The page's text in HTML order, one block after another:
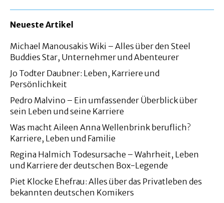
Neueste Artikel
Michael Manousakis Wiki – Alles über den Steel
Buddies Star, Unternehmer und Abenteurer
Jo Todter Daubner: Leben, Karriere und
Persönlichkeit
Pedro Malvino – Ein umfassender Überblick über
sein Leben und seine Karriere
Was macht Aileen Anna Wellenbrink beruflich?
Karriere, Leben und Familie
Regina Halmich Todesursache – Wahrheit, Leben
und Karriere der deutschen Box-Legende
Piet Klocke Ehefrau: Alles über das Privatleben des
bekannten deutschen Komikers